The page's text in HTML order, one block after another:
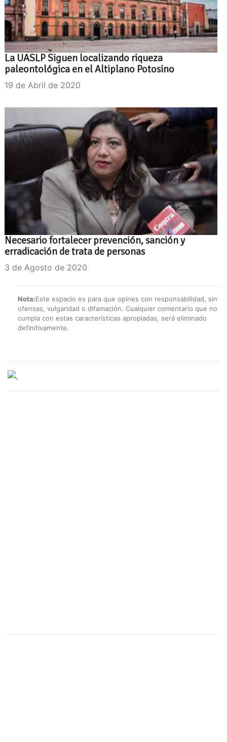
La UASLP Siguen localizando riqueza
paleontológica en el Altiplano Potosino
19 de Abril de 2020
Necesario fortalecer prevención, sanción y
erradicación de trata de personas
3 de Agosto de 2020
Nota:Este espacio es para que opines con responsabilidad, sin
ofensas, vulgaridad o difamación. Cualquier comentario que no
cumpla con estas características apropiadas, será eliminado
definitivamente.